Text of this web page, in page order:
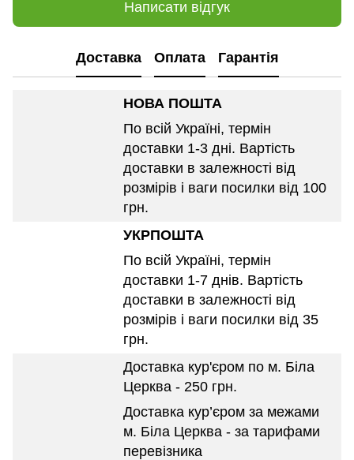
Написати відгук
Доставка Оплата Гарантія
НОВА ПОШТА
По всій Україні, термін
доставки 1-3 дні. Вартість
доставки в залежності від
розмірів і ваги посилки від 100
грн.
УКРПОШТА
По всій Україні, термін
доставки 1-7 днів. Вартість
доставки в залежності від
розмірів і ваги посилки від 35
грн.
Доставка кур'єром по м. Біла
Церква - 250 грн.
Доставка кур’єром за межами
м. Біла Церква - за тарифами
перевізника